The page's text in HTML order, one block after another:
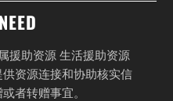
援助资源 生活援助资源
资源连接和协助核实信
者转赠事宜。